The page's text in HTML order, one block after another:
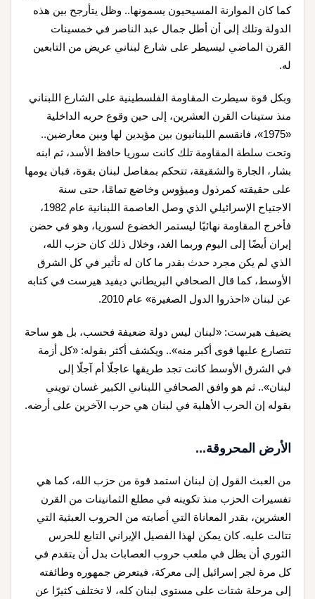
كما كان الموارنة المسيحيون يسمونها.. وظل يتأرجح بين هذه
الدولة وتلك إلى أن أطل جمال عبد الناصر في خمسينات
القرن الماضي ليسيطر على شارع لبناني عريض من التابعين
له.
وبكل قوة سيطرت المقاومة الفلسطينية على الشارع اللبناني
منذ ستينات القرن العشرين، إلى حين وقوع حربه الداخلية
«1975»، فانقسم اللبنانيون بين مؤيدين لها وبين معارضين..
وتحت سلطة المقاومة تلك كانت سوريا حافظ الأسد، ثم ابنه
بشار، الجارة والشقيقة، تتحكم بمفاصل لبنان بقوة، فبان يومها
على حقيقته كمرذول وميؤوس وخاضع تمامًا، حتى سنة
الاجتياح الإسرائيلي الذي وصل العاصمة اللبنانية عام 1982،
فأخرج المقاومة نهائيًا ليستمر الخضوع لسوريا، وهو في حضن
إيران أيضًا إلى اليوم وربما الغد، وخلال ذلك كان حزب الله،
الذي لم يكن مجرد حدث بقدر ما كان له تأثير في كل الشرق
الأوسط، كما قال الصحافي البريطاني ديفيد هيرست في كتابه
عن لبنان «احذروا الدول الصغيرة» عام 2010.
يضيف هيرست: «لبنان ليس دولة ضعيفة فحسب، بل هو ساحة
تتصارع عليها قوى أكبر منه».. ويكشف أكثر بقوله: «كل أزمة
في الشرق الأوسط كانت تجد طريقها عاجلًا أم آجلًا إلى
لبنان».. ثم هو وافق الصحافي اللبناني الكبير غسان تويني
بقوله إن الحرب الأهلية في لبنان هي حرب الآخرين على أرضه.
الأرض المحروقة...
من العبث القول إن لبنان استمد قوة من حزب الله، كما هي
تفسيرات الحزب منذ تكوينه في مطلع الثمانينات من القرن
العشرين، بقدر المعاناة التي أصابته من الحروب العبثية التي
تتالت عليه. كان يمكن لهذا الفصيل الإيراني التابع للحرس
الثوري أن يظل في ملعب حروب العصابات بدل أن يتقدم في
كل مرة لجر إسرائيل إلى معركة، فيتعرض جمهوره وطائفته
إلى مرحلة شتات على مستوى لبنان كله، لا تختلف كثيرًا عن